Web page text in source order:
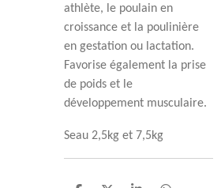
athlète, le poulain en
croissance et la poulinière
en gestation ou lactation.
Favorise également la prise
de poids et le
développement musculaire.
Seau 2,5kg et 7,5kg